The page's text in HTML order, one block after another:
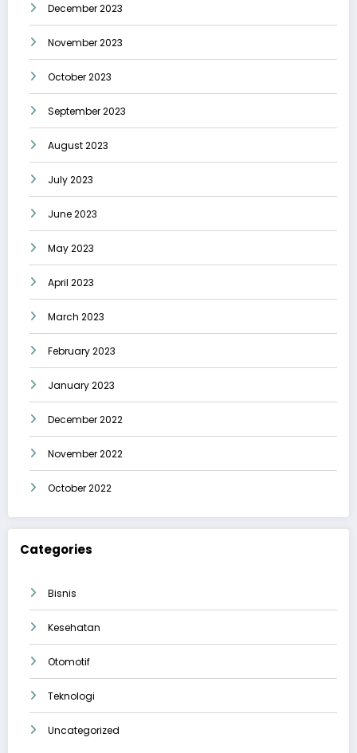
December 2023
November 2023
October 2023
September 2023
August 2023
July 2023
June 2023
May 2023
April 2023
March 2023
February 2023
January 2023
December 2022
November 2022
October 2022
Categories
Bisnis
Kesehatan
Otomotif
Teknologi
Uncategorized